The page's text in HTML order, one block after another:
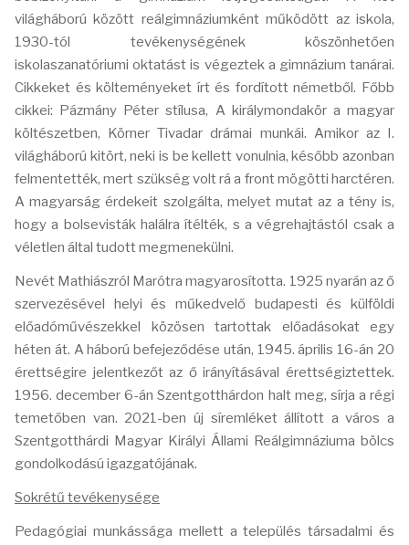
világháború között reálgimnáziumként működött az iskola,
1930-tól tevékenységének köszönhetően
iskolaszanatóriumi oktatást is végeztek a gimnázium tanárai.
Cikkeket és költeményeket írt és fordított németből. Főbb
cikkei: Pázmány Péter stílusa, A királymondakör a magyar
költészetben, Körner Tivadar drámai munkái. Amikor az I.
világháború kitört, neki is be kellett vonulnia, később azonban
felmentették, mert szükség volt rá a front mögötti harctéren.
A magyarság érdekeit szolgálta, melyet mutat az a tény is,
hogy a bolsevisták halálra ítélték, s a végrehajtástól csak a
véletlen által tudott megmenekülni.
Nevét Mathiászról Marótra magyarosította. 1925 nyarán az ő
szervezésével helyi és műkedvelő budapesti és külföldi
előadóművészekkel közösen tartottak előadásokat egy
héten át. A háború befejeződése után, 1945. április 16-án 20
érettségire jelentkezőt az ő irányításával érettségiztettek.
1956. december 6-án Szentgotthárdon halt meg, sírja a régi
temetőben van. 2021-ben új síremléket állított a város a
Szentgotthárdi Magyar Királyi Állami Reálgimnáziuma bölcs
gondolkodású igazgatójának.
Sokrétű tevékenysége
Pedagógiai munkássága mellett a település társadalmi és